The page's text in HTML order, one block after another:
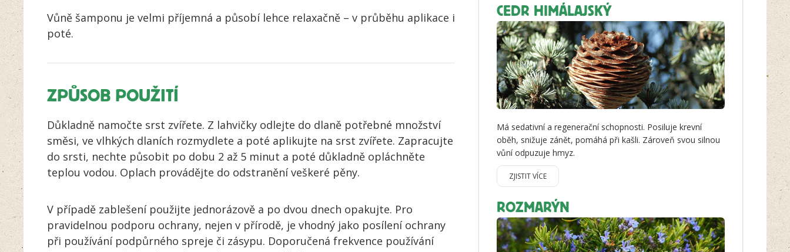
Vůně šamponu je velmi příjemná a působí lehce relaxačně – v průběhu aplikace i
poté.
ZPŮSOB POUŽITÍ
Důkladně namočte srst zvířete. Z lahvičky odlejte do dlaně potřebné množství
směsi, ve vlhkých dlaních rozmydlete a poté aplikujte na srst zvířete. Zapracujte
do srsti, nechte působit po dobu 2 až 5 minut a poté důkladně opláchněte
teplou vodou. Oplach provádějte do odstranění veškeré pěny.
V případě zablešení použijte jednorázově a po dvou dnech opakujte. Pro
pravidelnou podporu ochrany, nejen v přírodě, je vhodný jako posílení ochrany
při používání podpůrného spreje či zásypu. Doporučená frekvence používání
CEDR HIMÁLAJSKÝ
Má sedativní a regenerační schopnosti. Posiluje krevní
oběh, snižuje zánět, pomáhá při kašli. Zároveň svou silnou
vůní odpuzuje hmyz.
ZJISTIT VÍCE
ROZMARÝN